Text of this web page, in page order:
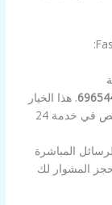
. هذا الخيار
يضمن لك أسرع استجابة من فريقنا المتخصص في خدمة 24
المباشرة
المشوار لك